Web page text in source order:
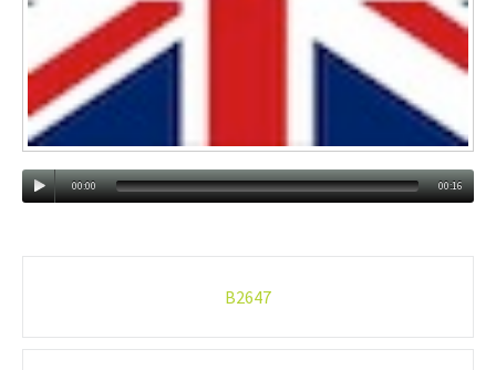
00:00 00:16
B2647